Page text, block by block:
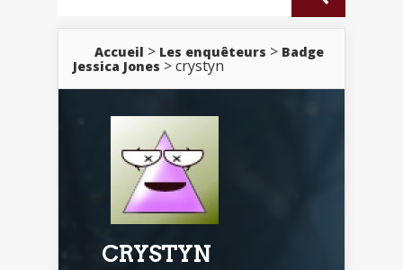
Accueil > Les enquêteurs > Badge
Jessica Jones > crystyn
CRYSTYN